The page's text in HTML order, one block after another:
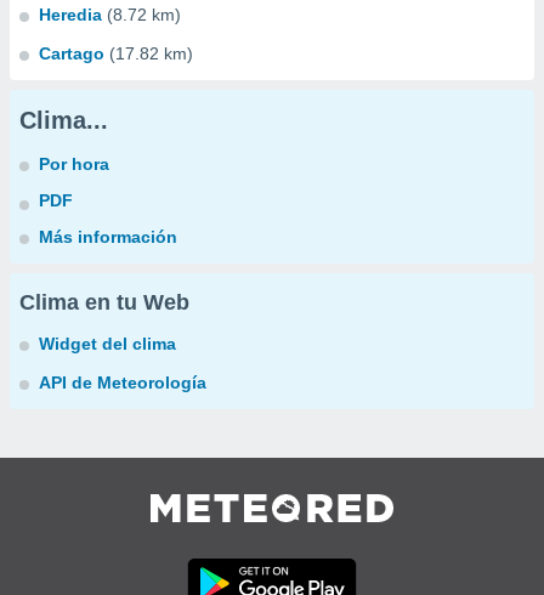
Heredia (8.72 km)
Cartago (17.82 km)
Clima...
Por hora
PDF
Más información
Clima en tu Web
Widget del clima
API de Meteorología